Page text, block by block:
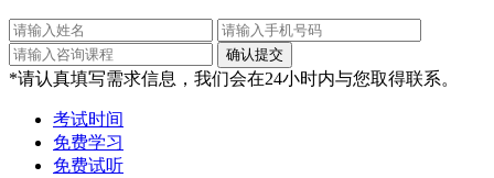
*请认真填写需求信息，我们会在24小时内与您取得联系。
考试时间
免费学习
免费试听